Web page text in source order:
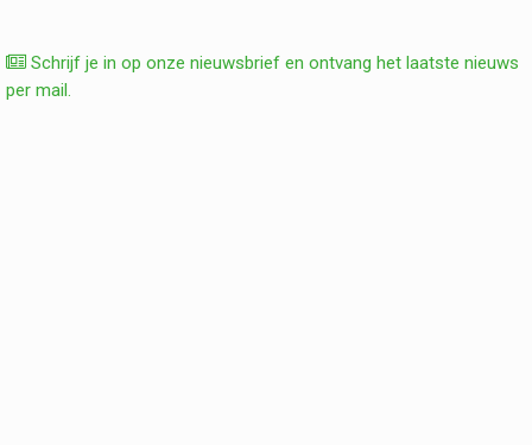
Schrijf je in op onze nieuwsbrief en ontvang het laatste nieuws
per mail.